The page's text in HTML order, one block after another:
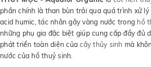
phần chính là than bùn trải qua quá trình xử
acid humic, tác nhân gây vàng nước trong hồ
những phụ gia đặc biệt giúp cung cấp đầy đủ
phát triển toàn diện củacây thủy sinh mà
nước của hồ thuỷ sinh.